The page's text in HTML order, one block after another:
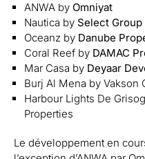
ANWA by Omniyat
Nautica by Select Group
Oceanz by Danube
Coral Reef by DAMAC
Mar Casa by Deyaar
Burj Al Mena by Vakson
Harbour Lights De
Properties
Le développement en